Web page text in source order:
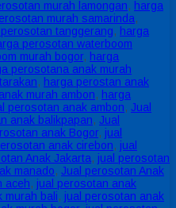
murah lamongan, harga
murah samarinda,
tanggerang, harga
perosotan waterboom
murah bogor, harga
perosotana anak murah
, harga perostan anak
murah ambon, harga
perosotan anak ambon, Jual
anak balikpapan, Jual
anak Bogor, jual
anak cirebon, jual
Anak Jakarta, jual perosotan
manado, Jual perosotan Anak
aceh, jual perosotan anak
murah bali, jual perosotan anak